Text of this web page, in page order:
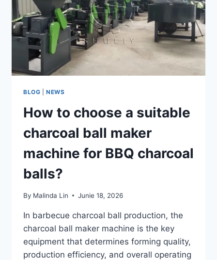
YOUR
BUDGET?
BLOG |NEWS
How to choose a suitable
charcoal ball maker
machine for BBQ charcoal
balls?
By Malinda Lin Junie 18, 2026
In barbecue charcoal ball production, the
charcoal ball maker machine is the key
equipment that determines forming quality,
production efficiency, and overall operating